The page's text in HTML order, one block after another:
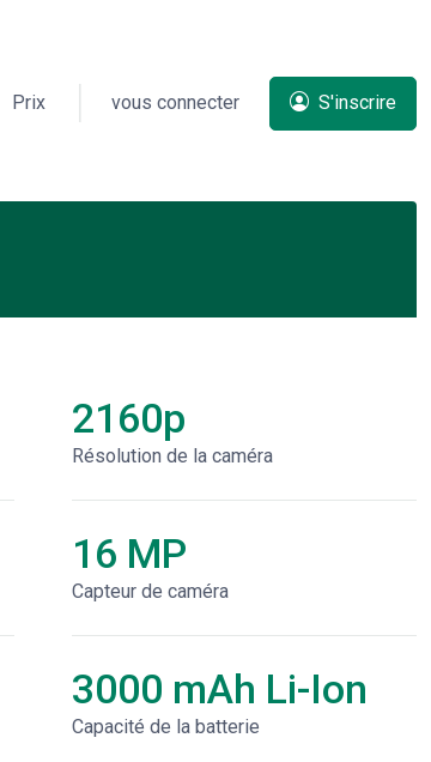
Prix vous connecter S'inscrire
2160p
Résolution de la caméra
16 MP
Capteur de caméra
3000 mAh Li-Ion
Capacité de la batterie